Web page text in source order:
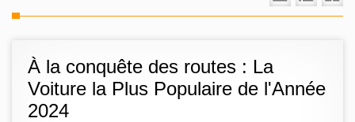
À la conquête des routes : La
Voiture la Plus Populaire de l'Année
2024